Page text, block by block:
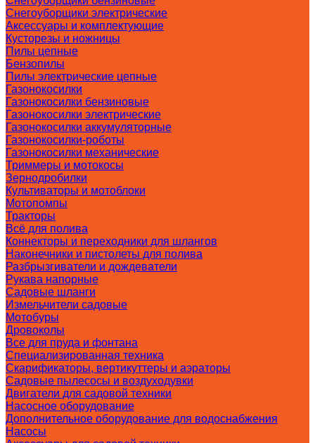
Снегоуборщики электрические
Аксессуары и комплектующие
Кусторезы и ножницы
Пилы цепные
Бензопилы
Пилы электрические цепные
Газонокосилки
Газонокосилки бензиновые
Газонокосилки электрические
Газонокосилки аккумуляторные
Газонокосилки-роботы
Газонокосилки механические
Триммеры и мотокосы
Зернодробилки
Культиваторы и мотоблоки
Мотопомпы
Тракторы
Всё для полива
Коннекторы и переходники для шлангов
Наконечники и пистолеты для полива
Разбрызгиватели и дождеватели
Рукава напорные
Садовые шланги
Измельчители садовые
Мотобуры
Дровоколы
Все для пруда и фонтана
Специализированная техника
Скарификаторы, вертикуттеры и аэраторы
Садовые пылесосы и воздуходувки
Двигатели для садовой техники
Насосное оборудование
Дополнительное оборудование для водоснабжения
Насосы